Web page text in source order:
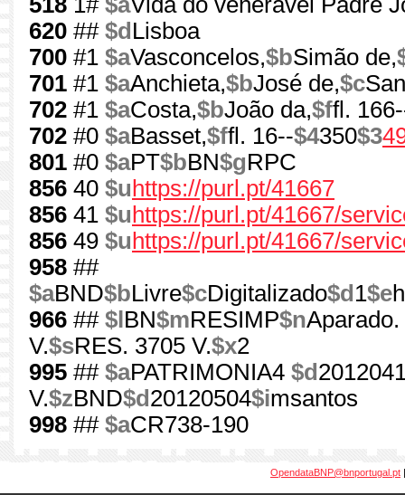
620 ## $d Lisboa
700 #1 $aVasconcelos,$bSimão de,
701 #1 $aAnchieta,$bJosé de,$c
702 #1 $aCosta,$bJoão da,$ffl.
702 #0 $aBasset,$ffl. 16--$4350$3
801 #0 $aPT$bBN$gRPC
856 40 $u https://purl.pt/41667
856 41 $u https://purl.pt/41667/
856 49 $u https://purl.pt/41667/
958 ##
$aBND$bLivre$cDigitalizado$d 1$e
966 ## $l BN$mRESIMP$n
V.$sRES. 3705 V.$x2
995 ## $aPATRIMONIA4 $d
V.$zBND$d 20120504$imsantos
998 ## $aCR738-190
OpendataBNP@bnportugal.pt